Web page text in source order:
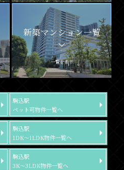
新築マンション一覧
一覧を表示
駒込駅
ペット可物件一覧へ
駒込駅
1DK～1LDK物件一覧へ
駒込駅
3K～3LDK物件一覧へ